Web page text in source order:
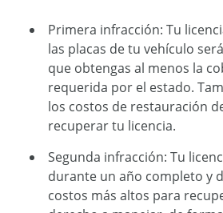
Primera infracción: Tu
las placas de tu vehículo
que obtengas al menos la
requerida por el estado.
los costos de restauración
recuperar tu licencia.
Segunda infracción: Tu
durante un año completo y
costos más altos para